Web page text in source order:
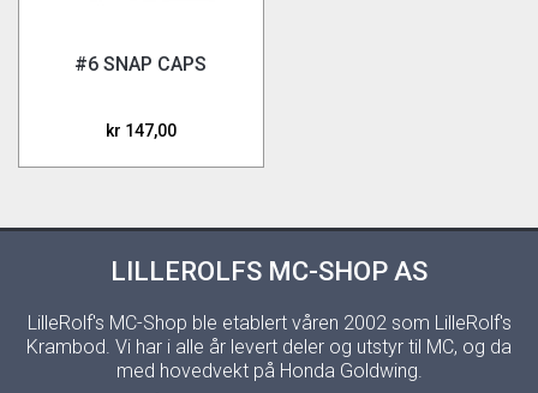
#6 SNAP CAPS
kr 147,00
LILLEROLFS MC-SHOP AS
LilleRolf's MC-Shop ble etablert våren 2002 som LilleRolf's
Krambod. Vi har i alle år levert deler og utstyr til MC, og da
med hovedvekt på Honda Goldwing.